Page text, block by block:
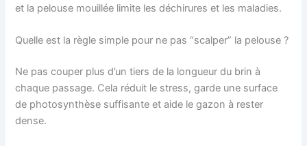
et la pelouse mouillée limite les déchirures et les maladies.
Quelle est la règle simple pour ne pas “scalper” la pelouse ?
Ne pas couper plus d’un tiers de la longueur du brin à
chaque passage. Cela réduit le stress, garde une surface
de photosynthèse suffisante et aide le gazon à rester
dense.